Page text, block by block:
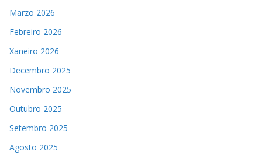
Marzo 2026
Febreiro 2026
Xaneiro 2026
Decembro 2025
Novembro 2025
Outubro 2025
Setembro 2025
Agosto 2025